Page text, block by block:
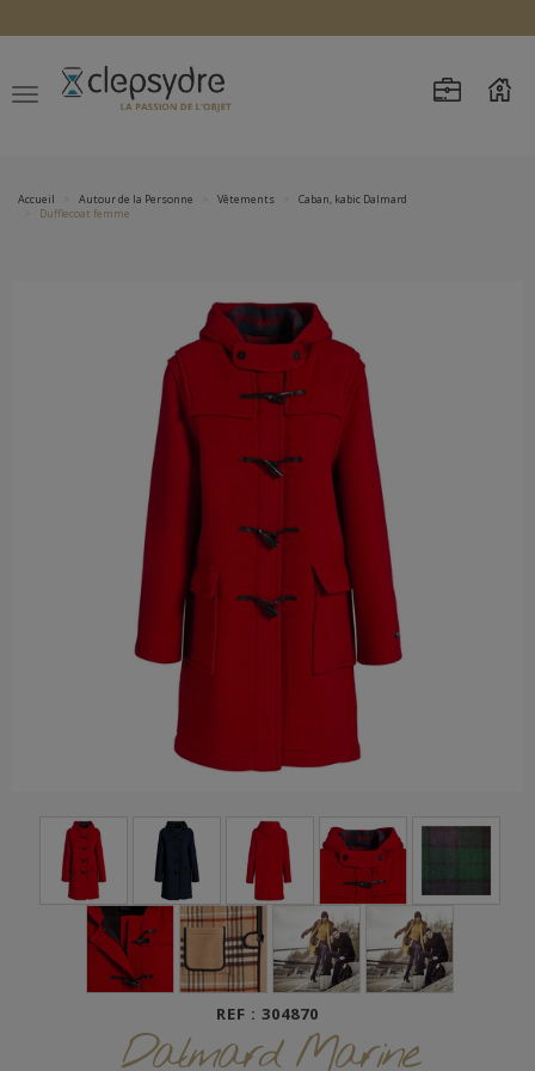
Accueil Autour de la Personne Vêtements
Caban, kabic Dalmard
Dufflecoat femme
REF : 304870
Dalmard Marine